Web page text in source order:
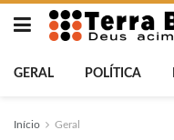
GERAL POLÍTICA
Início Geral